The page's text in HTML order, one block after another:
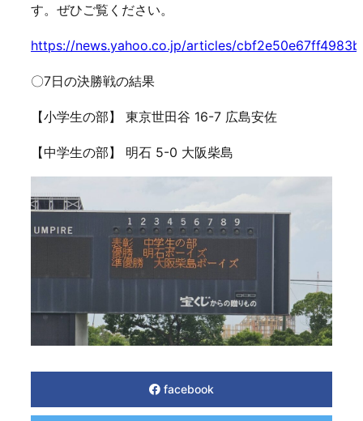
す。ぜひご覧ください。
https://news.yahoo.co.jp/articles/
〇7日の決勝戦の結果
【小学生の部】 東京世田谷 16-7 広島安佐
【中学生の部】 明石 5-0 大阪柴島
facebook